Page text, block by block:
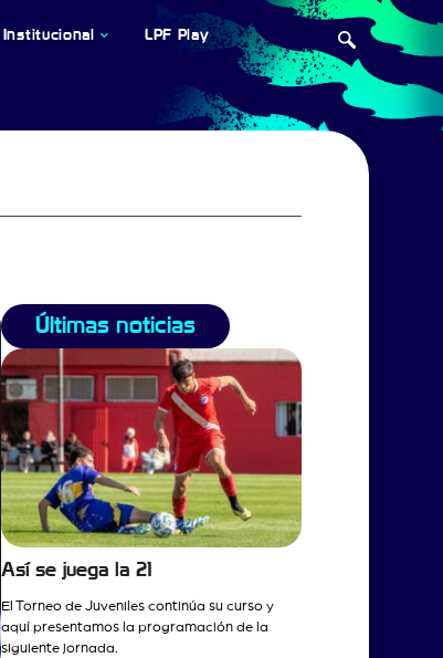
Institucional LPF Play
Últimas noticias
Así se juega la 21
El Torneo de Juveniles continúa su curso y
aquí presentamos la programación de la
siguiente jornada.